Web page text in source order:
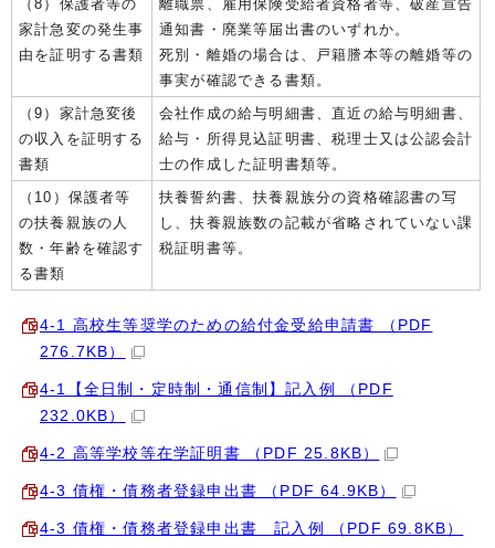
（8）保護者等の
家計急変の発生事
由を証明する書類
離職票、雇用保険受給者資格者等、破産宣告
通知書・廃業等届出書のいずれか。
死別・離婚の場合は、戸籍謄本等の離婚等の
事実が確認できる書類。
（9）家計急変後
の収入を証明する
書類
会社作成の給与明細書、直近の給与明細書、
給与・所得見込証明書、税理士又は公認会計
士の作成した証明書類等。
（10）保護者等
の扶養親族の人
数・年齢を確認す
る書類
扶養誓約書、扶養親族分の資格確認書の写
し、扶養親族数の記載が省略されていない課
税証明書等。
4-1 高校生等奨学のための給付金受給申請書 （PDF
276.7KB）
4-1【全日制・定時制・通信制】記入例 （PDF
232.0KB）
4-2 高等学校等在学証明書 （PDF 25.8KB）
4-3 債権・債務者登録申出書 （PDF 64.9KB）
4-3 債権・債務者登録申出書 記入例 （PDF 69.8KB）